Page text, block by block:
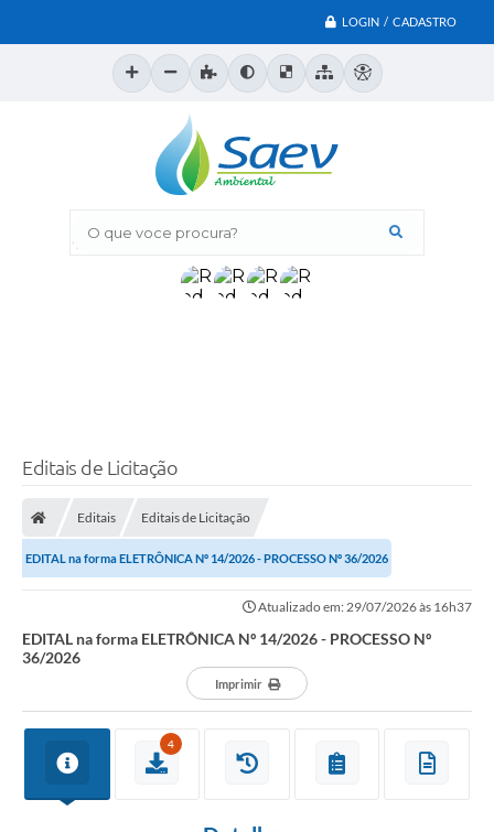
LOGIN / CADASTRO
O que voce procura?
Editais de Licitação
Editais Editais de Licitação
EDITAL na forma ELETRÔNICA Nº 14/2026 - PROCESSO Nº 36/2026
Atualizado em: 29/07/2026 às 16h37
EDITAL na forma ELETRÔNICA Nº 14/2026 - PROCESSO Nº
36/2026
Imprimir
4